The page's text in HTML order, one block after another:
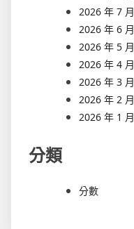
2026 年 7 月
2026 年 6 月
2026 年 5 月
2026 年 4 月
2026 年 3 月
2026 年 2 月
2026 年 1 月
分類
分數